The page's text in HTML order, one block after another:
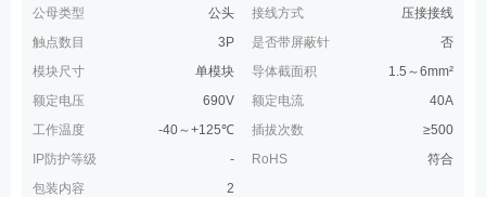
公母类型
公头 接线方式
压接接线
触点数目
3P 是否带屏蔽针
否
模块尺寸
单模块 导体截面积
1.5～6mm²
额定电压
690V 额定电流
40A
工作温度
-40～+125℃ 插拔次数
≥500
IP防护等级
- RoHS
符合
包装内容
2